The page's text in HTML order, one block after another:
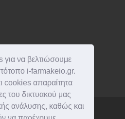
να βελτιώσουμε
i-farmakeio.gr.
cookies απαραίτητα
του δικτυακού μας
ανάλυσης, καθώς και